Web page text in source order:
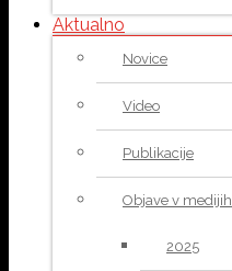
Aktualno
Novice
Video
Publikacije
Objave v medijih
2025